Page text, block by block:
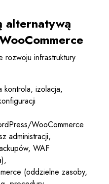
alternatywą
rozwoju infrastruktury
kontrola, izolacja,
WooCommerce
administracji,
WAF
(oddzielne zasoby,